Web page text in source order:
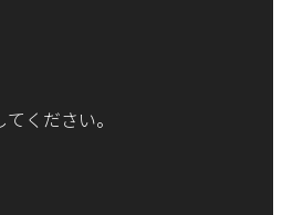
ください。